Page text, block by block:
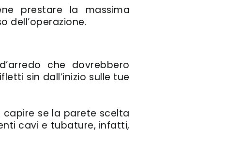
prestare la massima
dell’operazione.
che dovrebbero
sin dall’inizio sulle tue
se la parete scelta
cavi e tubature, infatti,